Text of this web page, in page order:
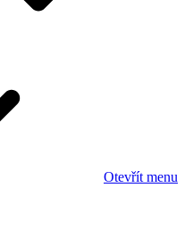
Otevřít menu